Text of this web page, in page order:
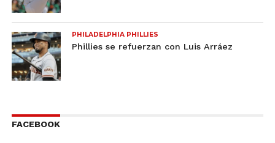
PHILADELPHIA PHILLIES
Phillies se refuerzan con Luis Arráez
FACEBOOK